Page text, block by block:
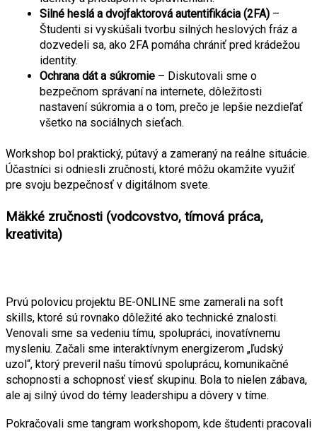
Silné heslá a dvojfaktorová autentifikácia (2FA) –
Študenti si vyskúšali tvorbu silných heslových fráz a
dozvedeli sa, ako 2FA pomáha chrániť pred krádežou
identity.
Ochrana dát a súkromie – Diskutovali sme o
bezpečnom správaní na internete, dôležitosti
nastavení súkromia a o tom, prečo je lepšie nezdieľať
všetko na sociálnych sieťach.
Workshop bol praktický, pútavý a zameraný na reálne situácie.
Účastníci si odniesli zručnosti, ktoré môžu okamžite využiť
pre svoju bezpečnosť v digitálnom svete.
Mäkké zručnosti (vodcovstvo, tímová práca,
kreativita)
Prvú polovicu projektu BE-ONLINE sme zamerali na soft
skills, ktoré sú rovnako dôležité ako technické znalosti.
Venovali sme sa vedeniu tímu, spolupráci, inovatívnemu
mysleniu. Začali sme interaktívnym energizerom „ľudský
uzol“, ktorý preveril našu tímovú spoluprácu, komunikačné
schopnosti a schopnosť viesť skupinu. Bola to nielen zábava,
ale aj silný úvod do témy leadershipu a dôvery v tíme.
Pokračovali sme tangram workshopom, kde študenti pracovali